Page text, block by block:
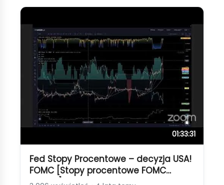
01:33:31
Fed Stopy Procentowe – decyzja USA!
FOMC [Stopy procentowe FOMC
Bitcoin]